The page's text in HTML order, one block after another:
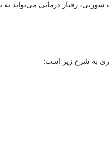
رفتار درمانی می‌تواند به
به شرح زیر است: